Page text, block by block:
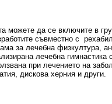
можете да се включите в
съвместно с
за лечебна физкултура,
лечебна гимнастика с
при лечението на
дискова херния и други.